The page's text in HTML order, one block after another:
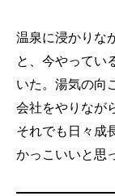
温泉に浸かりな
と、今やってい
いた。湯気の向
会社をやりなが
それでも日々成
かっこいいと思